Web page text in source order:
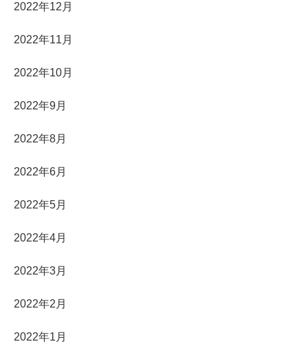
2022年12月
2022年11月
2022年10月
2022年9月
2022年8月
2022年6月
2022年5月
2022年4月
2022年3月
2022年2月
2022年1月